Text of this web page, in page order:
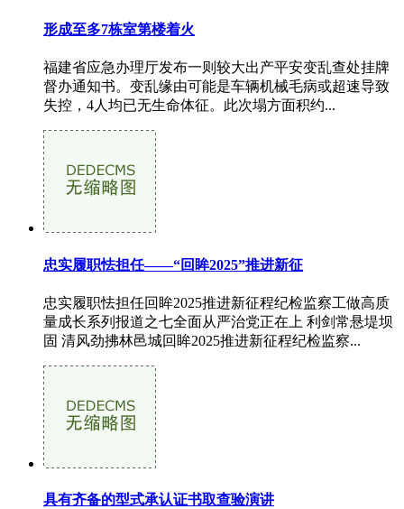
形成至多7栋室第楼着火
福建省应急办理厅发布一则较大出产平安变乱查处挂牌
督办通知书。变乱缘由可能是车辆机械毛病或超速导致
失控，4人均已无生命体征。此次塌方面积约...
忠实履职怯担任——“回眸2025”推进新征
忠实履职怯担任回眸2025推进新征程纪检监察工做高质
量成长系列报道之七全面从严治党正在上 利剑常悬堤坝
固 清风劲拂林邑城回眸2025推进新征程纪检监察...
具有齐备的型式承认证书取查验演讲